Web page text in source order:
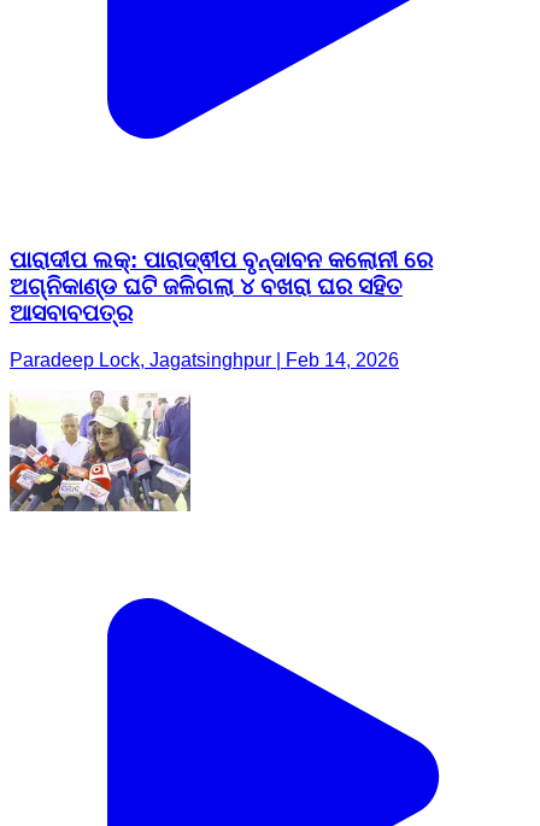
ପାରାଦୀପ ଲକ୍: ପାରାଦ୍ଵୀପ ବୃନ୍ଦାବନ କଲୋନୀ ରେ
ଅଗ୍ନିକାଣ୍ଡ ଘଟି ଜଳିଗଲା ୪ ବଖରା ଘର ସହିତ
ଆସବାବପତ୍ର
Paradeep Lock, Jagatsinghpur | Feb 14, 2026